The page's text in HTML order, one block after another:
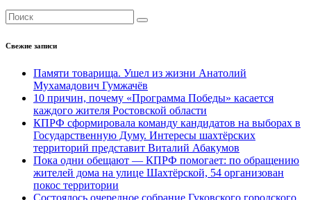
Свежие записи
Памяти товарища. Ушел из жизни Анатолий
Мухамадович Гумжачёв
10 причин, почему «Программа Победы» касается
каждого жителя Ростовской области
КПРФ сформировала команду кандидатов на выборах в
Государственную Думу. Интересы шахтёрских
территорий представит Виталий Абакумов
Пока одни обещают — КПРФ помогает: по обращению
жителей дома на улице Шахтёрской, 54 организован
покос территории
Состоялось очередное собрание Гуковского городского